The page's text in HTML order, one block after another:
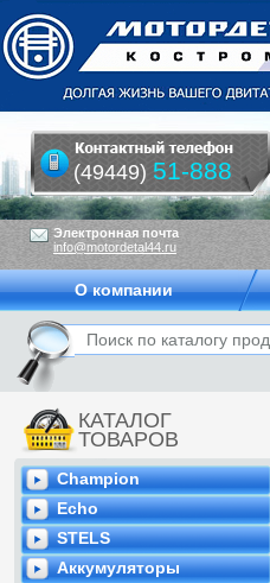
КАТАЛОГ
ТОВАРОВ
Champion
Echo
STELS
Аккумуляторы
Электронная почта
info@motordetal44.ru
(49449) 51-888
О компании